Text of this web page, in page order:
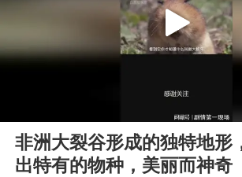
Play
非洲大裂谷形成的独特地形
出特有的物种，美丽而神奇